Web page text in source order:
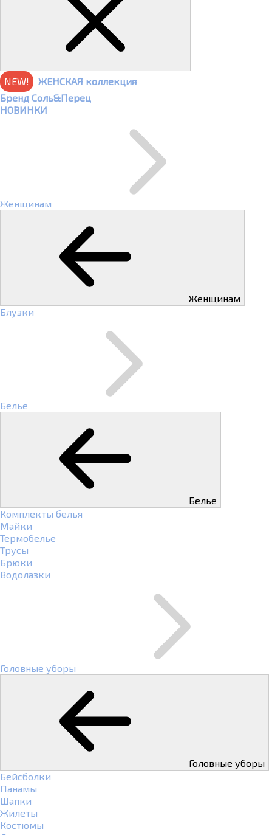
NEW!
ЖЕНСКАЯ коллекция
Бренд Соль&Перец
НОВИНКИ
Женщинам
Женщинам
Блузки
Белье
Белье
Комплекты белья
Майки
Термобелье
Трусы
Брюки
Водолазки
Головные уборы
Головные уборы
Бейсболки
Панамы
Шапки
Жилеты
Костюмы